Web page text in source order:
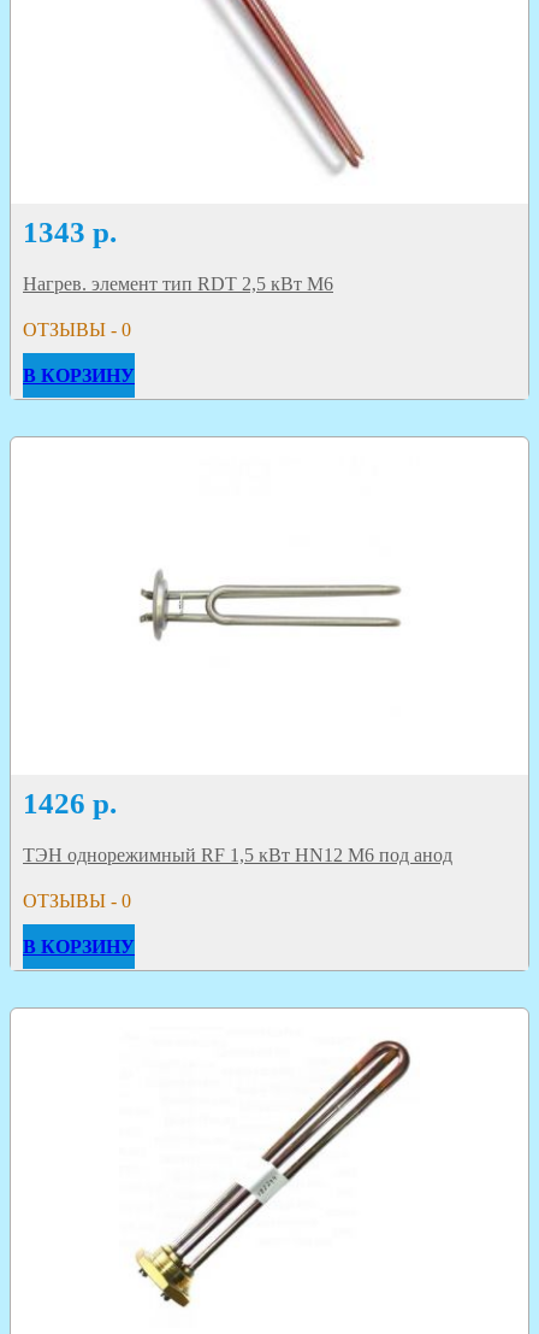
1343 р.
Нагрев. элемент тип RDT 2,5 кВт М6
ОТЗЫВЫ - 0
В КОРЗИНУ
1426 р.
ТЭН однорежимный RF 1,5 кВт HN12 M6 под анод
ОТЗЫВЫ - 0
В КОРЗИНУ